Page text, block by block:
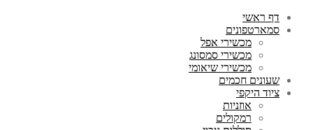
דף ראשי
סמארטפונים
מכשירי אפל
מכשירי סמסונג
מכשירי שיאומי
שעונים חכמים
ציוד היקפי
אוזניות
רמקולים